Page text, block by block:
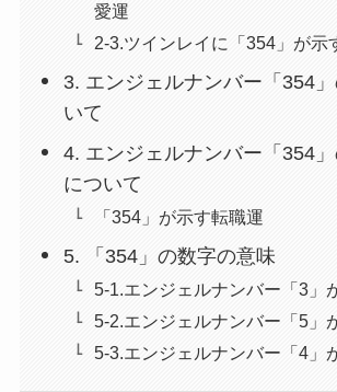
愛運
2-3.ツインレイに「354」が示
3. エンジェルナンバー「354
いて
4. エンジェルナンバー「354
について
「354」が示す転職運
5. 「354」の数字の意味
5-1.エンジェルナンバー「3」
5-2.エンジェルナンバー「5」
5-3.エンジェルナンバー「4」